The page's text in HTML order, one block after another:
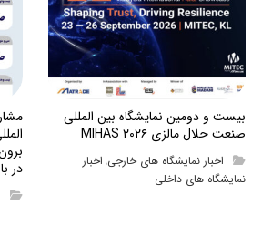
بیست و دومین نمایشگاه بین المللی
صنعت حلال مالزی MIHAS ۲۰۲۶
اخبار نمایشگاه های خارجی, اخبار
نمایشگاه های داخلی
در